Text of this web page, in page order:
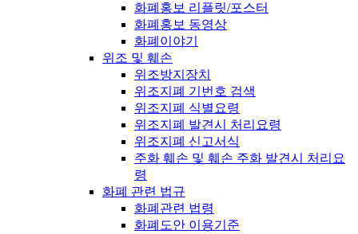
화폐홍보 리플릿/포스터
화폐홍보 동영상
화폐이야기
위조 및 훼손
위조방지장치
위조지폐 기번호 검색
위조지폐 식별요령
위조지폐 발견시 처리요령
위조지폐 신고서식
주화 훼손 및 훼손 주화 발견시 처리요
령
화폐 관련 법규
화폐관련 법령
화폐도안 이용기준